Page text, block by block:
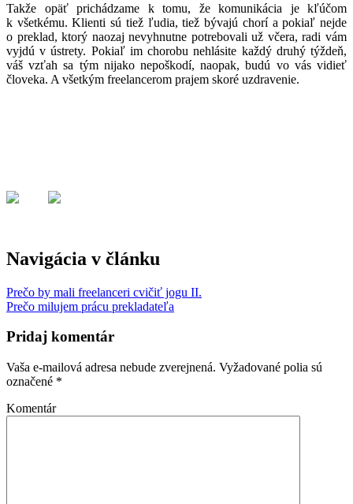
Takže opäť prichádzame k tomu, že komunikácia je kľúčom
k všetkému. Klienti sú tiež ľudia, tiež bývajú chorí a pokiaľ nejde
o preklad, ktorý naozaj nevyhnutne potrebovali už včera, radi vám
vyjdú v ústrety. Pokiaľ im chorobu nehlásite každý druhý týždeň,
váš vzťah sa tým nijako nepoškodí, naopak, budú vo vás vidieť
človeka. A všetkým freelancerom prajem skoré uzdravenie.
Navigácia v článku
Prečo by mali freelanceri cvičiť jogu II.
Prečo milujem prácu prekladateľa
Pridaj komentár
Vaša e-mailová adresa nebude zverejnená. Vyžadované polia sú
označené *
Komentár